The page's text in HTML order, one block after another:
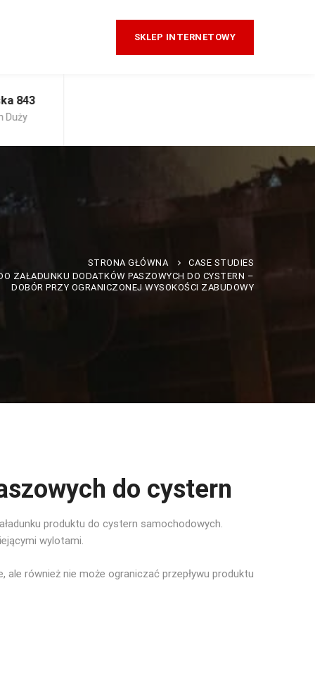
SKLEP INTERNETOWY
843
Duży
STRONA GŁÓWNA
CASE STUDIES
ZAŁADUNKU DODATKÓW PASZOWYCH DO CYSTERN –
DOBÓR PRZY OGRANICZONEJ WYSOKOŚCI ZABUDOWY
do cystern
produktu do cystern samochodowych.
wylotami.
również nie może ograniczać przepływu produktu